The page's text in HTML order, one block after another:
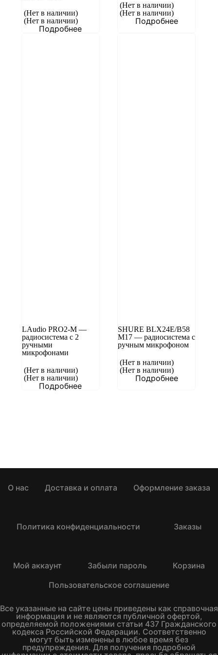
(Нет в наличии)
(Нет в наличии)
Подробнее
(Нет в наличии)
(Нет в наличии)
Подробнее
LAudio PRO2-M —
радиосистема с 2
ручными
микрофонами
(Нет в наличии)
(Нет в наличии)
Подробнее
SHURE BLX24E/B58
M17 — радиосистема с
ручным микрофоном
(Нет в наличии)
(Нет в наличии)
Подробнее
О нас Доставка и оплата Оформление заказа
Политика конфиденциальности Заказы
Мой аккаунт Забыли пароль
Корзина
Пользовательское соглашение
Все указанные на сайте цены приведены как справочная
информация и не являются публичной офертой,
определяемой положениями статьи 437 Гражданского
кодекса Российской Федерации. Соответственно
могут быть изменены в любое время без
предупреждения. Для получения подробной